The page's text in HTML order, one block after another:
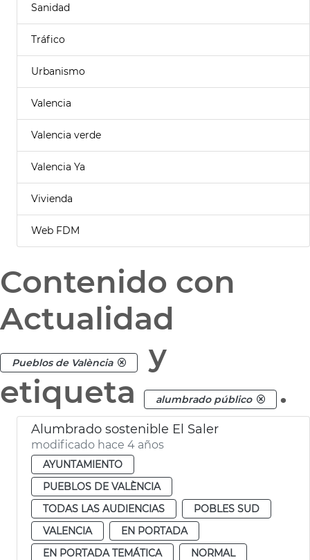
Sanidad
Tráfico
Urbanismo
Valencia
Valencia verde
Valencia Ya
Vivienda
Web FDM
Contenido con
Actualidad
Pueblos de València
y
etiqueta
alumbrado público .
Alumbrado sostenible El Saler
modificado hace 4 años
AYUNTAMIENTO
PUEBLOS DE VALÈNCIA
TODAS LAS AUDIENCIAS
POBLES SUD
VALENCIA
EN PORTADA
EN PORTADA TEMÁTICA
NORMAL